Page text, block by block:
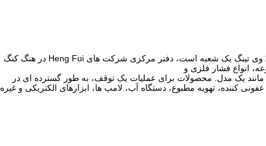
وی تینگ یک شعبه است، دفتر مرکزی شرکت های Heng Fui در هنگ کنگ
انواع فشار فلزی و
یک مدل. محصولات برای عملیات یک توقف، به طور گسترده ای در
کننده، تهویه مطبوع، دستگاه آب، لامپ ها، ابزارهای الکتریکی و غیره.